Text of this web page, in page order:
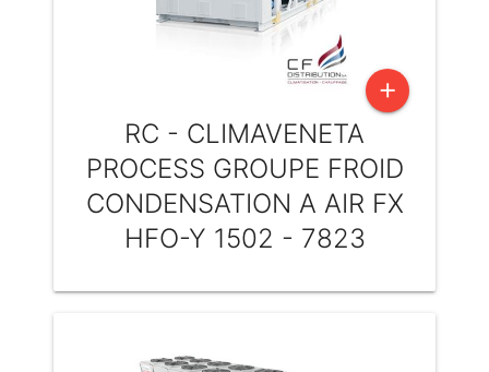
add
RC - CLIMAVENETA
PROCESS GROUPE FROID
CONDENSATION A AIR FX
HFO-Y 1502 - 7823